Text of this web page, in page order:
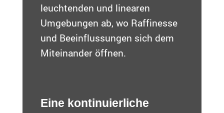
leuchtenden und linearen
Umgebungen ab, wo Raffinesse
und Beeinflussungen sich dem
Miteinander öffnen.
Eine kontinuierliche